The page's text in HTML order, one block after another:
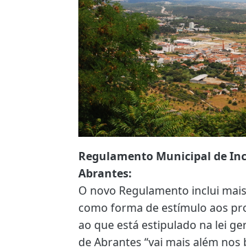
Regulamento Municipal de
Abrantes:
O novo Regulamento inclui
como forma de estímulo aos
ao que está estipulado na lei
de Abrantes “vai mais além